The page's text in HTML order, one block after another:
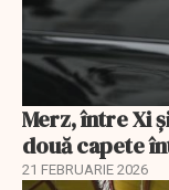
Merz, între Xi
două capete
21 FEBRUARIE 2026